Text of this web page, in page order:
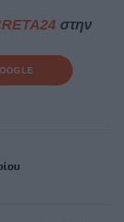
στην